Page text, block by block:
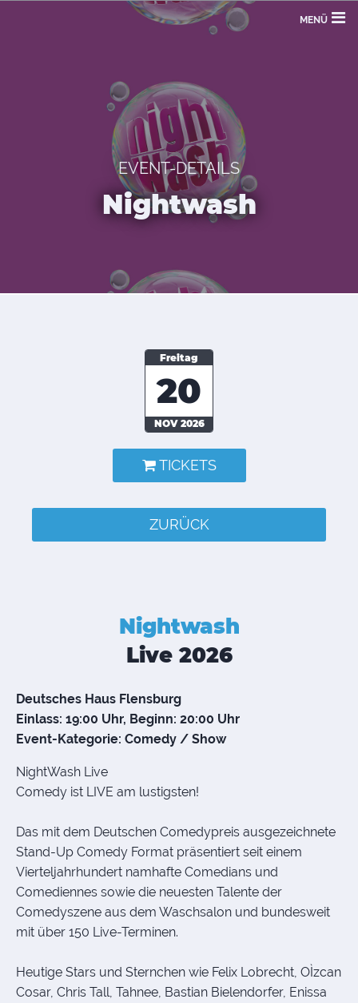
MENÜ
EVENT-DETAILS
Nightwash
Freitag
20
NOV 2026
TICKETS
ZURÜCK
Nightwash
Live 2026
Deutsches Haus Flensburg
Einlass: 19:00 Uhr, Beginn: 20:00 Uhr
Event-Kategorie: Comedy / Show
NightWash Live
Comedy ist LIVE am lustigsten!
Das mit dem Deutschen Comedypreis ausgezeichnete
Stand-Up Comedy Format präsentiert seit einem
Vierteljahrhundert namhafte Comedians und
Comediennes sowie die neuesten Talente der
Comedyszene aus dem Waschsalon und bundesweit
mit über 150 Live-Terminen.
Heutige Stars und Sternchen wie Felix Lobrecht, OÌzcan
Cosar, Chris Tall, Tahnee, Bastian Bielendorfer, Enissa